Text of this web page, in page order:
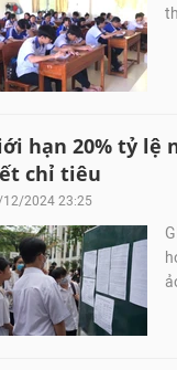
hạn 20% tỷ lệ
chỉ tiêu
2024 23:25